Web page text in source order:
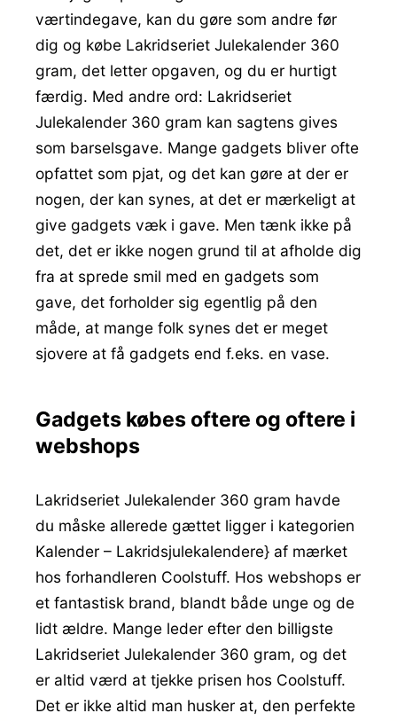
værtindegave, kan du gøre som andre før
dig og købe Lakridseriet Julekalender 360
gram, det letter opgaven, og du er hurtigt
færdig. Med andre ord: Lakridseriet
Julekalender 360 gram kan sagtens gives
som barselsgave. Mange gadgets bliver ofte
opfattet som pjat, og det kan gøre at der er
nogen, der kan synes, at det er mærkeligt at
give gadgets væk i gave. Men tænk ikke på
det, det er ikke nogen grund til at afholde dig
fra at sprede smil med en gadgets som
gave, det forholder sig egentlig på den
måde, at mange folk synes det er meget
sjovere at få gadgets end f.eks. en vase.
Gadgets købes oftere og oftere i
webshops
Lakridseriet Julekalender 360 gram havde
du måske allerede gættet ligger i kategorien
Kalender – Lakridsjulekalendere} af mærket
hos forhandleren Coolstuff. Hos webshops er
et fantastisk brand, blandt både unge og de
lidt ældre. Mange leder efter den billigste
Lakridseriet Julekalender 360 gram, og det
er altid værd at tjekke prisen hos Coolstuff.
Det er ikke altid man husker at, den perfekte